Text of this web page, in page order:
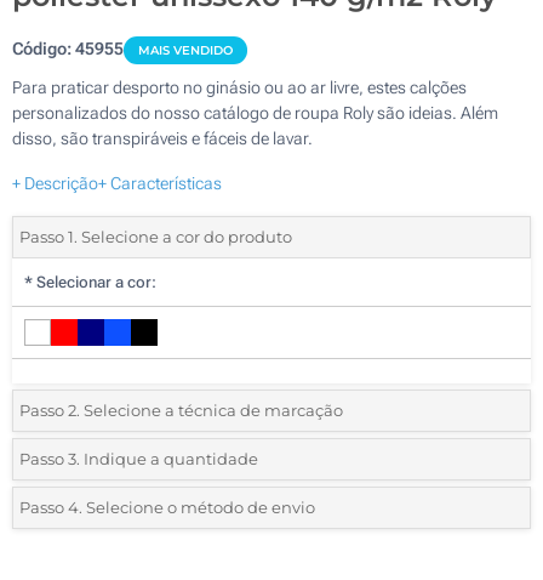
Código:45955 MAIS VENDIDO
Para praticar desporto no ginásio ou ao ar livre, estes calções
personalizados do nosso catálogo de roupa Roly são ideias. Além
disso, são transpiráveis e fáceis de lavar.
+ Descrição+ Características
Passo 1. Selecione a cor do produto
* Selecionar a cor:
Passo 2. Selecione a técnica de marcação
*Selecione o tipo de marcação e as cores do logotipo:
1 Cor (Num lado)
Passo 3. Indique a quantidade
*Pedido mínimo 10 (total de pedido)
Passo 4. Selecione o método de envio